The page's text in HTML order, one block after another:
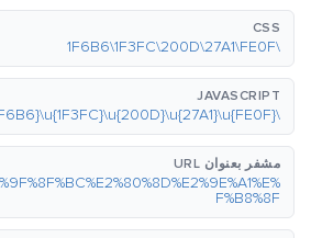
CSS
\1F6B6\1F3FC\200D\27A1\FE0F
JAVASCRIPT
\u{1F6B6}\u{1F3FC}\u{200D}\u{27A1}\u{FE0F}
مشفر بعنوان URL
F%B8%8F